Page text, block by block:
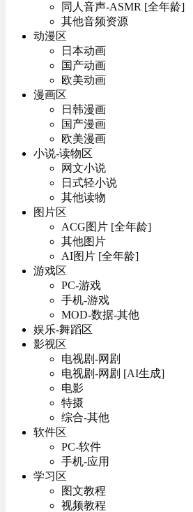
同人音声-ASMR [全年龄]
其他音频资源
动漫区
日本动画
国产动画
欧美动画
漫画区
日韩漫画
国产漫画
欧美漫画
小说-读物区
网文小说
日式轻小说
其他读物
图片区
ACG图片 [全年龄]
其他图片
AI图片 [全年龄]
游戏区
PC-游戏
手机-游戏
MOD-数据-其他
娱乐-舞蹈区
影视区
电视剧-网剧
电视剧-网剧 [AI生成]
电影
特摄
综合-其他
软件区
PC-软件
手机-应用
学习区
图文教程
视频教程